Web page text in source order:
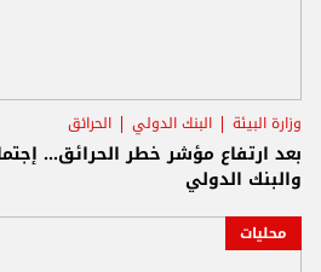
وزارة البيئة البنك الدولي الحرائق
بعد ارتفاع مؤشر خطر الحرائق...
والبنك الدولي
محليات